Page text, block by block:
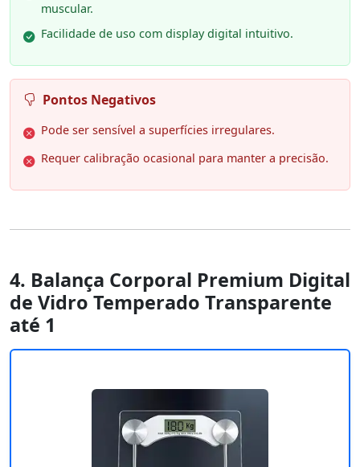
muscular.
Facilidade de uso com display digital intuitivo.
Pontos Negativos
Pode ser sensível a superfícies irregulares.
Requer calibração ocasional para manter a precisão.
4. Balança Corporal Premium Digital
de Vidro Temperado Transparente
até 1